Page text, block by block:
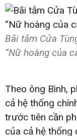
Bãi tắm Cửa
“Nữ hoàng của
Theo ông Bình,
cả hệ thống
trước tiên cần
của cả hệ thống